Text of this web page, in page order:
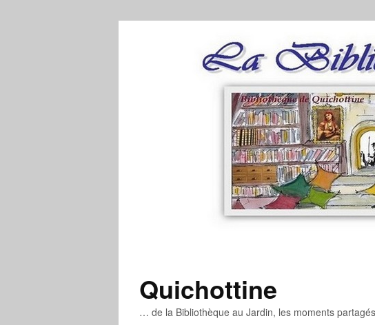
Quichottine
… de la Bibliothèque au Jardin, les moments partagés